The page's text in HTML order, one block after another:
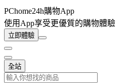
PChome24h購物App
使用App享受更優質的購物體驗
立即體驗
全站